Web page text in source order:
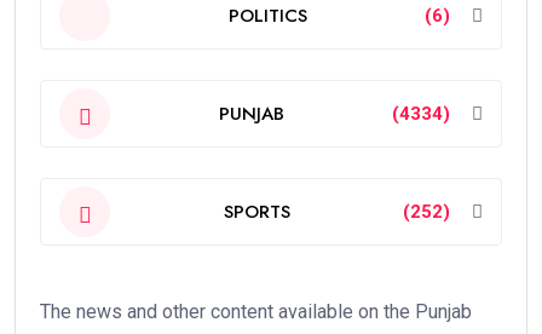
POLITICS (6)
PUNJAB (4334)
SPORTS (252)
The news and other content available on the Punjab